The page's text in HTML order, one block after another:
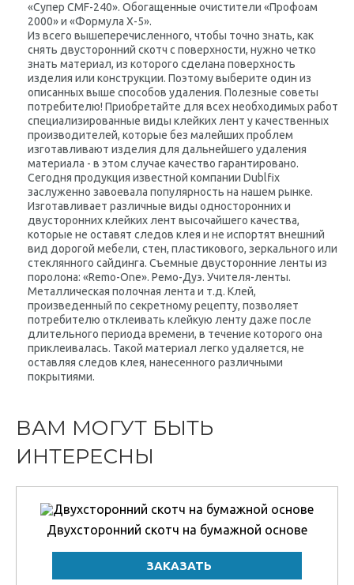
«Супер CMF-240». Обогащенные очистители «Профоам
2000» и «Формула Х-5».
Из всего вышеперечисленного, чтобы точно знать, как
снять двусторонний скотч с поверхности, нужно четко
знать материал, из которого сделана поверхность
изделия или конструкции. Поэтому выберите один из
описанных выше способов удаления. Полезные советы
потребителю! Приобретайте для всех необходимых работ
специализированные виды клейких лент у качественных
производителей, которые без малейших проблем
изготавливают изделия для дальнейшего удаления
материала - в этом случае качество гарантировано.
Сегодня продукция известной компании Dublfix
заслуженно завоевала популярность на нашем рынке.
Изготавливает различные виды односторонних и
двусторонних клейких лент высочайшего качества,
которые не оставят следов клея и не испортят внешний
вид дорогой мебели, стен, пластикового, зеркального или
стеклянного сайдинга. Съемные двусторонние ленты из
поролона: «Remo-One». Ремо-Дуэ. Учителя-ленты.
Металлическая полочная лента и т.д. Клей,
произведенный по секретному рецепту, позволяет
потребителю отклеивать клейкую ленту даже после
длительного периода времени, в течение которого она
приклеивалась. Такой материал легко удаляется, не
оставляя следов клея, нанесенного различными
покрытиями.
ВАМ МОГУТ БЫТЬ
ИНТЕРЕСНЫ
Двухсторонний скотч на бумажной основе